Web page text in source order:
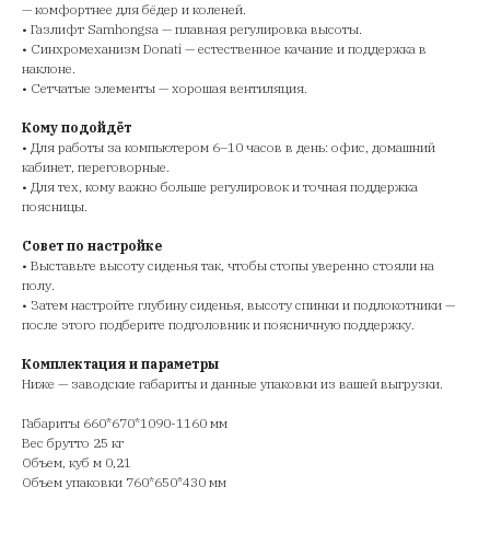
— комфортнее для бёдер и коленей.
• Газлифт Samhongsa — плавная регулировка высоты.
• Синхромеханизм Donati — естественное качание и поддержка в
наклоне.
• Сетчатые элементы — хорошая вентиляция.
Кому подойдёт
• Для работы за компьютером 6–10 часов в день: офис, домашний
кабинет, переговорные.
• Для тех, кому важно больше регулировок и точная поддержка
поясницы.
Совет по настройке
• Выставьте высоту сиденья так, чтобы стопы уверенно стояли на
полу.
• Затем настройте глубину сиденья, высоту спинки и подлокотники —
после этого подберите подголовник и поясничную поддержку.
Комплектация и параметры
Ниже — заводские габариты и данные упаковки из вашей выгрузки.
Габариты 660*670*1090-1160 мм
Вес брутто 25 кг
Объем, куб м 0,21
Объем упаковки 760*650*430 мм